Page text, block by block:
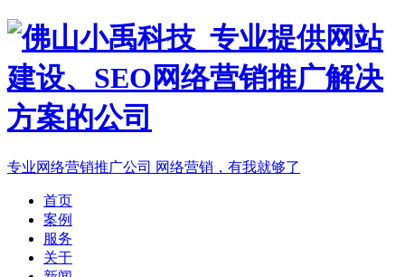
专业网络营销推广公司 网络营销，有我就够了
首页
案例
服务
关于